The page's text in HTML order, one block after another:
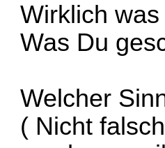
Wirklich
Was Du
Welcher
( Nicht